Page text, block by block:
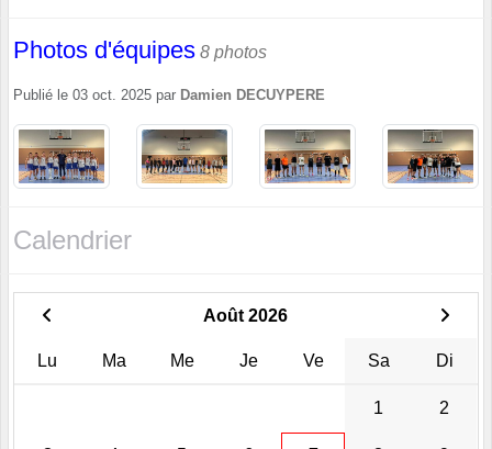
Photos d'équipes 8 photos
Publié le 03 oct. 2025 par Damien DECUYPERE
Calendrier
Août 2026
Lu Ma Me Je Ve Sa Di
1 2